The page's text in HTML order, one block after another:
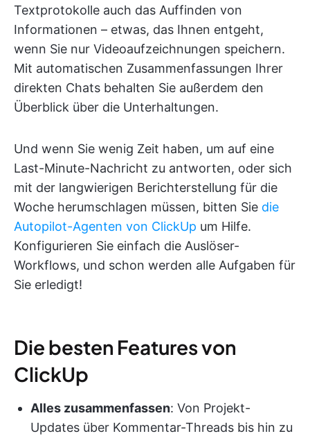
Textprotokolle auch das Auffinden von
Informationen – etwas, das Ihnen entgeht,
wenn Sie nur Videoaufzeichnungen speichern.
Mit automatischen Zusammenfassungen Ihrer
direkten Chats behalten Sie außerdem den
Überblick über die Unterhaltungen.
Und wenn Sie wenig Zeit haben, um auf eine
Last-Minute-Nachricht zu antworten, oder sich
mit der langwierigen Berichterstellung für die
Woche herumschlagen müssen, bitten Sie die
Autopilot-Agenten von ClickUp um Hilfe.
Konfigurieren Sie einfach die Auslöser-
Workflows, und schon werden alle Aufgaben für
Sie erledigt!
Die besten Features von
ClickUp
Alles zusammenfassen: Von Projekt-
Updates über Kommentar-Threads bis hin zu